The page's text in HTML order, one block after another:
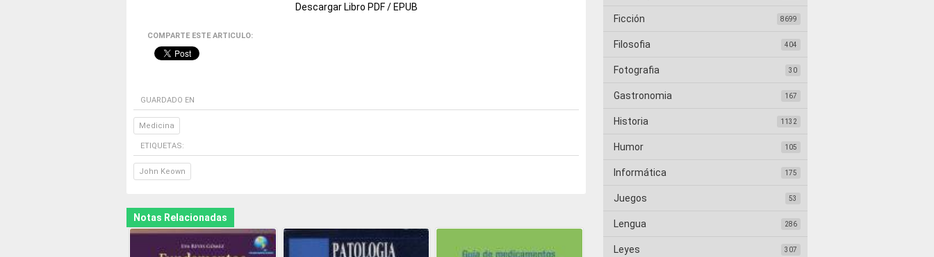
Descargar Libro PDF / EPUB
COMPARTE ESTE ARTICULO:
GUARDADO EN
Medicina
ETIQUETAS:
John Keown
Notas Relacionadas
Ficción 8699
Filosofia 404
Fotografia 30
Gastronomia 167
Historia 1132
Humor 105
Informática 175
Juegos 53
Lengua 286
Leyes 307